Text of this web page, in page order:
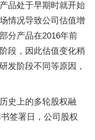
品处于早期时就开始
情况导致公司估值增
分产品在2016年前
段，因此估值变化稍
发阶段不同等原因，
史上的多轮股权融
签署日，公司股权